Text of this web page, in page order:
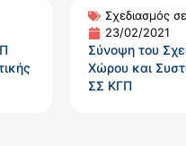
Σχεδιασμός
23/02/2021
Σύνοψη του
Χώρου και
ΣΣ ΚΓΠ